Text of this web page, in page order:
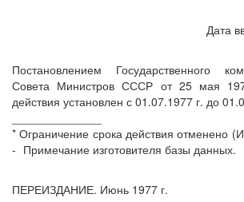
Дата
Постановлением Государственного
Совета Министров СССР от 25 мая
действия установлен с 01.07.1977 г. до
* Ограничение срока действия отменено
- Примечание изготовителя базы данных.
ПЕРЕИЗДАНИЕ. Июнь 1977 г.